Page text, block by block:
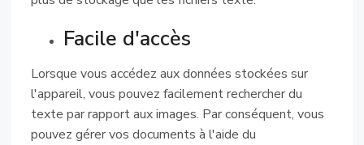
Facile d'accès
Lorsque vous accédez aux données stockées sur
l'appareil, vous pouvez facilement rechercher du
texte par rapport aux images. Par conséquent, vous
pouvez gérer vos documents à l'aide du